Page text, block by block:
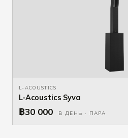
L-ACOUSTICS
L-Acoustics Syva
฿30 000 В ДЕНЬ · ПАРА